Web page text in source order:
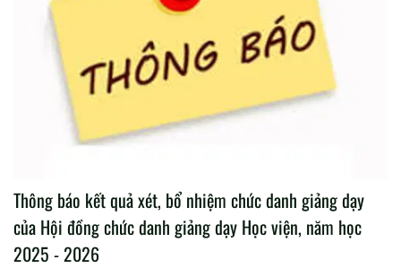
Thông báo kết quả xét, bổ nhiệm chức danh giảng dạy
của Hội đồng chức danh giảng dạy Học viện, năm học
2025 - 2026